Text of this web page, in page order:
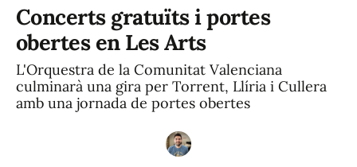
Concerts gratuïts i portes
obertes en Les Arts
L'Orquestra de la Comunitat Valenciana
culminarà una gira per Torrent, Llíria i Cullera
amb una jornada de portes obertes